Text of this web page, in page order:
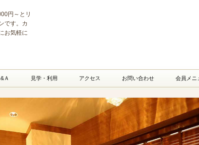
ェアサロン istVillage
円～とリ
です。カ
お気軽に
&Ａ 見学・利用 アクセス お問い合わせ 会員メニ